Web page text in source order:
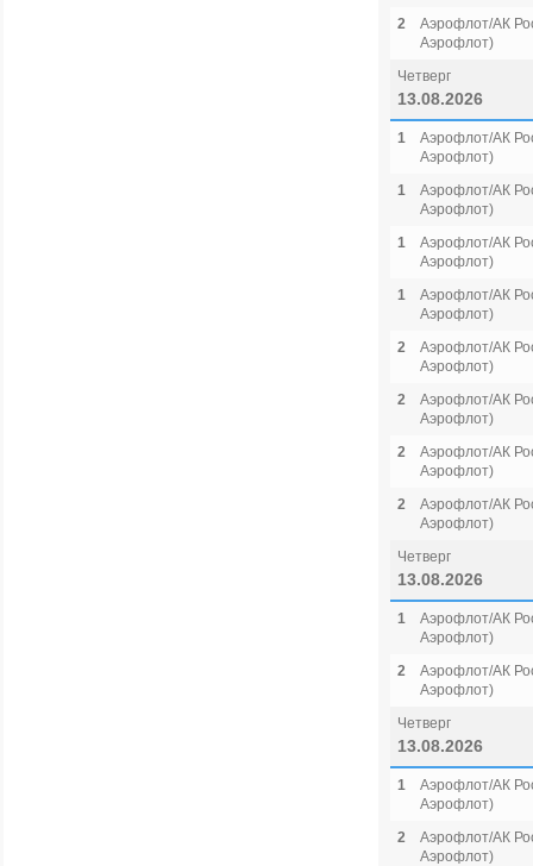
2
Аэрофлот/АК
Аэрофлот)
Четверг
13.08.2026
1
Аэрофлот/АК
Аэрофлот)
1
Аэрофлот/АК
Аэрофлот)
1
Аэрофлот/АК
Аэрофлот)
1
Аэрофлот/АК
Аэрофлот)
2
Аэрофлот/АК
Аэрофлот)
2
Аэрофлот/АК
Аэрофлот)
2
Аэрофлот/АК
Аэрофлот)
2
Аэрофлот/АК
Аэрофлот)
Четверг
13.08.2026
1
Аэрофлот/АК
Аэрофлот)
2
Аэрофлот/АК
Аэрофлот)
Четверг
13.08.2026
1
Аэрофлот/АК
Аэрофлот)
2
Аэрофлот/АК
Аэрофлот)